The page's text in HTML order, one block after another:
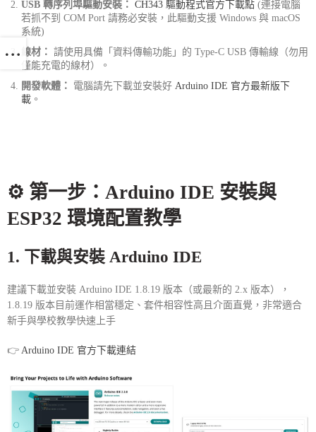
USB 轉序列埠驅動安裝： CH343 驅動程式官方下載點 (連接電腦
若抓不到 COM Port 請務必安裝，此驅動支援 Windows 與 macOS
系統)
線材： 請使用具備「資料傳輸功能」的 Type-C USB 傳輸線（勿用
僅能充電的線材）。
開發軟體：
電腦請先下載並安裝好 Arduino IDE 官方最新版下
載 。
⚙️ 第一步：Arduino IDE 安裝與
ESP32 環境配置教學
1. 下載與安裝 Arduino IDE
建議下載並安裝 Arduino IDE 1.8.19 版本（或最新的 2.x 版本），
1.8.19 版本目前運作相當穩定、套件相容性高且介面直覺，非常適合
新手與學校教學快速上手
👉 Arduino IDE 官方下載連結